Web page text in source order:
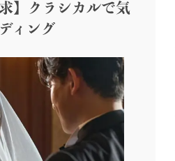
】クラシカルで気
ィング